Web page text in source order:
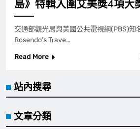
島》特輯入圍艾美獎4項大
交通部觀光局與美國公共電視網(PBS)知
Rosendo’s Trave…
Read More
站內搜尋
文章分類